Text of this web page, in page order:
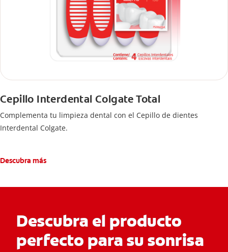
Cepillo Interdental Colgate Total
Complementa tu limpieza dental con el Cepillo de dientes
Interdental Colgate.
Descubra más
Descubra el producto
perfecto para su sonrisa